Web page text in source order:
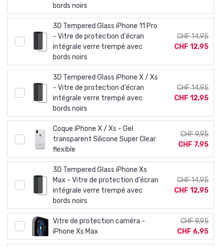
bords noirs
3D Tempered Glass iPhone 11 Pro
- Vitre de protection d'écran
intégrale verre trempé avec
bords noirs
CHF 14,95
CHF 12,95
3D Tempered Glass iPhone X / Xs
- Vitre de protection d'écran
intégrale verre trempé avec
bords noirs
CHF 14,95
CHF 12,95
Coque iPhone X / Xs - Gel
transparent Silicone Super Clear
flexible
CHF 9,95
CHF 7,95
3D Tempered Glass iPhone Xs
Max - Vitre de protection d'écran
intégrale verre trempé avec
bords noirs
CHF 14,95
CHF 12,95
Vitre de protection caméra -
iPhone Xs Max
CHF 9,95
CHF 6,95